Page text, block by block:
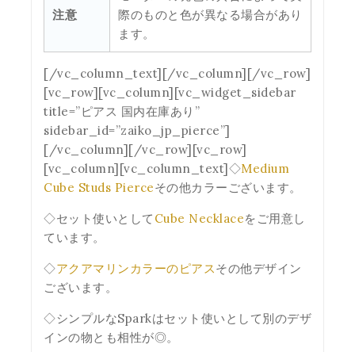
注意
際のものと色が異なる場合があり
ます。
[/vc_column_text][/vc_column][/vc_row]
[vc_row][vc_column][vc_widget_sidebar
title=”ピアス 国内在庫あり”
sidebar_id=”zaiko_jp_pierce”]
[/vc_column][/vc_row][vc_row]
[vc_column][vc_column_text]◇Medium
Cube Studs Pierceその他カラーございます。
◇セット使いとして Cube Necklaceをご用意し
ています。
◇アクアマリンカラーのピアスその他デザイン
ございます。
◇シンプルなSparkはセット使いとして別のデザ
インの物とも相性が◎。